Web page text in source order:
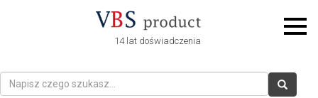
14 lat doświadczenia